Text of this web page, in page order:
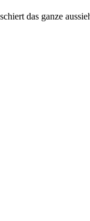
das ganze